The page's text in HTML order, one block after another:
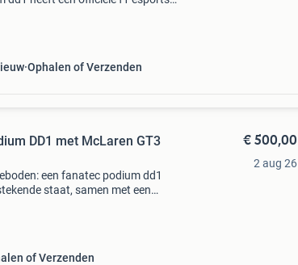
Ophalen of Verzenden
DD1 met McLaren GT3
een fanatec podium dd1
staat, samen met een
of Verzenden
€ 500,00
2 aug 26